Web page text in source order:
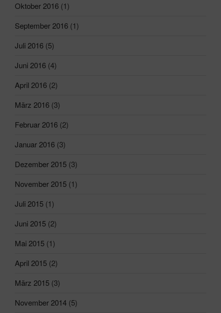
Oktober 2016 (1)
September 2016 (1)
Juli 2016 (5)
Juni 2016 (4)
April 2016 (2)
März 2016 (3)
Februar 2016 (2)
Januar 2016 (3)
Dezember 2015 (3)
November 2015 (1)
Juli 2015 (1)
Juni 2015 (2)
Mai 2015 (1)
April 2015 (2)
März 2015 (3)
November 2014 (5)